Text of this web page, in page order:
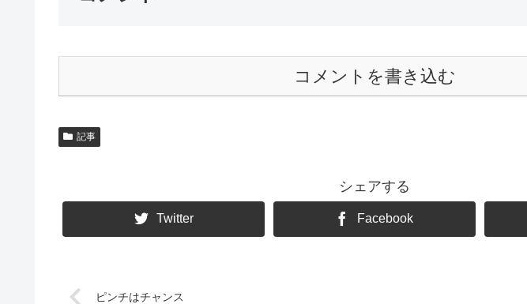
コメントを書き込む
記事
シェアする
Twitter Facebook
ピンチはチャンス